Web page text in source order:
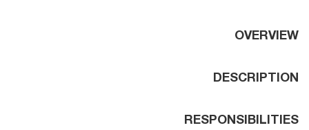
OVERVIEW
DESCRIPTION
RESPONSIBILITIES